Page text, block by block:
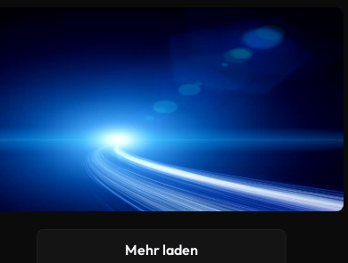
Mehr laden